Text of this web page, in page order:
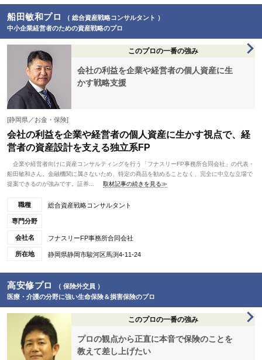
船田敏和プロ
（ 総合資産戦略コンサルタント ）
中小企業経営者のための資産戦略のプロ
このプロの一番の強み
会社の利益を企業や経営者の個人資産に生
かす戦略支援
[静岡県／お金・保険]
会社の利益を企業や経営者の個人資産に生かす視点で、経
営者の資産設計を支える独立系FP
企業や経営者向けに資産コンサルティングを行う「フナスリーFP事務所合同会社」の代表・
船田敏和さん。金融機関に属さないため、特定の商品を勧めることなく、完全に中立な立場で
提案できるのが強みです。証券...
取材記事の続きを見る≫
職種 総合資産戦略コンサルタント
専門分野
会社名 フナスリーFP事務所合同会社
所在地 静岡県静岡市駿河区馬渕4-11-24
高安修プロ
（ 保険外交員 ）
医療・介護の分野に強い生命保険＆損害保険のプロ
このプロの一番の強み
プロの観点から正直に本音で保険のことを
教えて差し上げたい